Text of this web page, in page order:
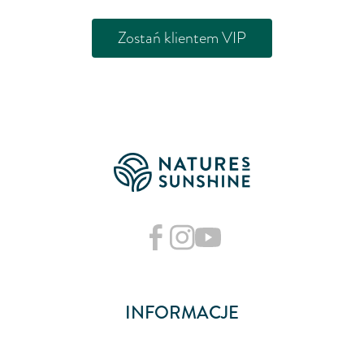
Zostań klientem VIP
INFORMACJE